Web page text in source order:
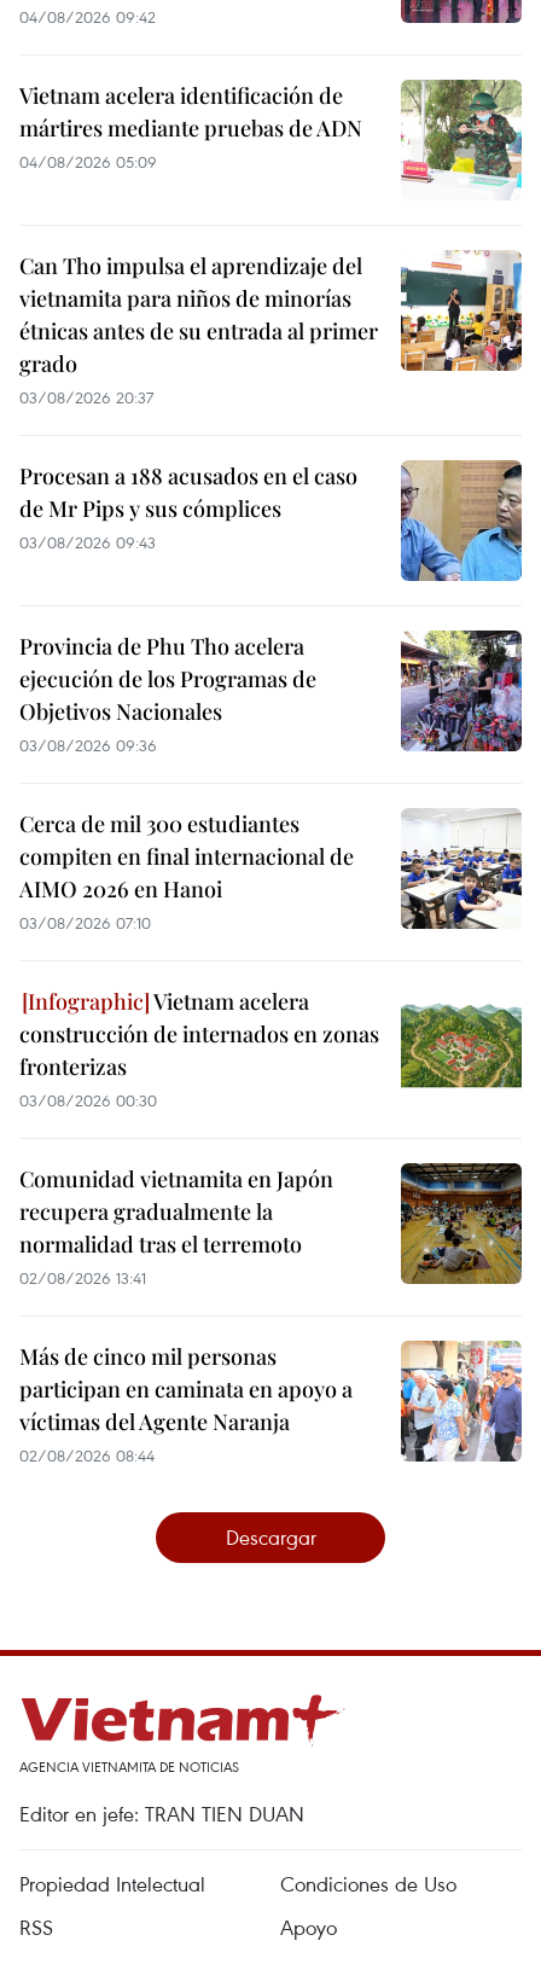
04/08/2026 09:42
Vietnam acelera identificación de
mártires mediante pruebas de ADN
04/08/2026 05:09
Can Tho impulsa el aprendizaje del
vietnamita para niños de minorías
étnicas antes de su entrada al primer
grado
03/08/2026 20:37
Procesan a 188 acusados en el caso
de Mr Pips y sus cómplices
03/08/2026 09:43
Provincia de Phu Tho acelera
ejecución de los Programas de
Objetivos Nacionales
03/08/2026 09:36
Cerca de mil 300 estudiantes
compiten en final internacional de
AIMO 2026 en Hanoi
03/08/2026 07:10
Vietnam acelera
construcción de internados en zonas
fronterizas
03/08/2026 00:30
Comunidad vietnamita en Japón
recupera gradualmente la
normalidad tras el terremoto
02/08/2026 13:41
Más de cinco mil personas
participan en caminata en apoyo a
víctimas del Agente Naranja
02/08/2026 08:44
Descargar
AGENCIA VIETNAMITA DE NOTICIAS
Editor en jefe: TRAN TIEN DUAN
Propiedad Intelectual
Condiciones de Uso
RSS
Apoyo